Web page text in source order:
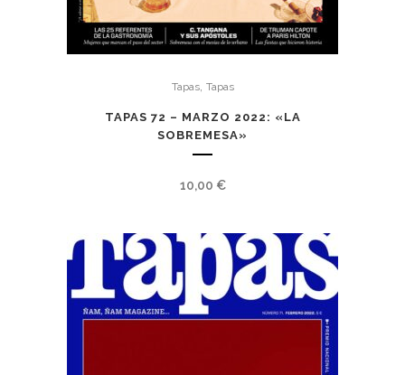
Tapas, Tapas
TAPAS 72 – MARZO 2022: «LA
SOBREMESA»
10,00 €